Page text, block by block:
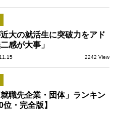
大の就活生に突破力をアド
感が大事」
2242 View
職先企業・団体」ランキン
・完全版】